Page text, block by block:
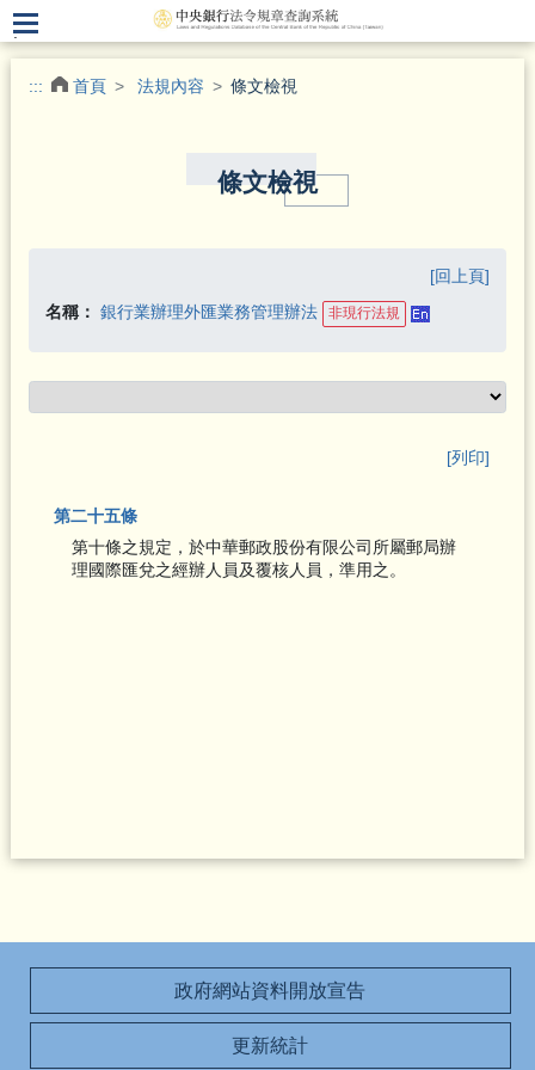
.
::: 首頁 法規內容 條文檢視
條文檢視
[回上頁]
名稱： 銀行業辦理外匯業務管理辦法 非現行法規
[列印]
第二十五條
第十條之規定，於中華郵政股份有限公司所屬郵局辦
理國際匯兌之經辦人員及覆核人員，準用之。
政府網站資料開放宣告
更新統計